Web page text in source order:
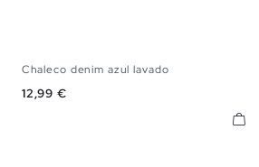
Chaleco denim azul lavado
Precio
12,99 €